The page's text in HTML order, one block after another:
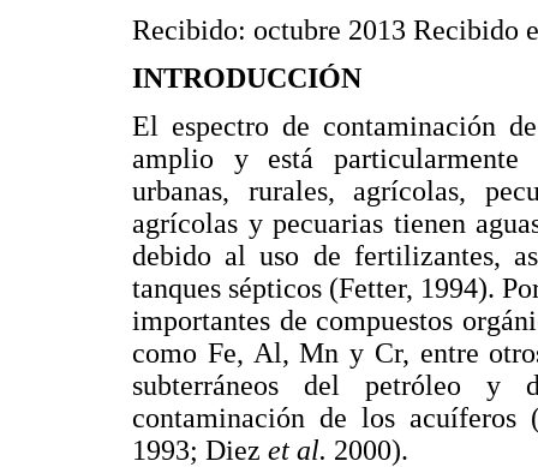
Recibido: octubre 2013 Recibido
INTRODUCCIÓN
El espectro de contaminación
amplio y está particularmente
urbanas, rurales, agrícolas,
agrícolas y pecuarias tienen
debido al uso de fertilizantes,
tanques sépticos (Fetter, 1994).
importantes de compuestos
como Fe, Al, Mn y Cr, entre
subterráneos del petróleo y
contaminación de los
1993; Diez et al. 2000).